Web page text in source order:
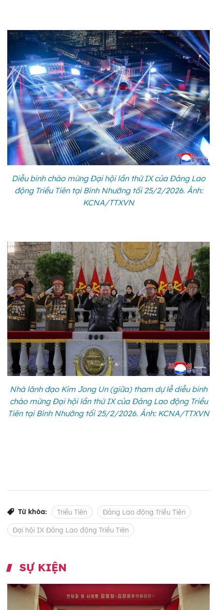
Diễu binh chào mừng Đại hội lần thứ IX của Đảng Lao
động Triều Tiên tại Bình Nhưỡng tối 25/2/2026. Ảnh:
KCNA/TTXVN
Nhà lãnh đạo Kim Jong Un (giữa) tham dự lễ diễu binh
chào mừng Đại hội lần thứ IX của Đảng Lao động Triều
Tiên tại Bình Nhưỡng tối 25/2/2026. Ảnh: KCNA/TTXVN
Từ khóa: Triều Tiên Đảng Lao động Triều Tiên
Đại hội IX Đảng Lao động Triều Tiên
SỰ KIỆN